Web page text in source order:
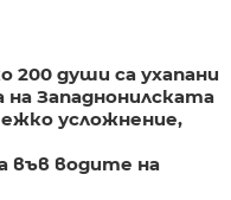
200 души са ухапани
Западнонилската
усложнение,
във водите на